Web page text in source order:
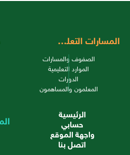
المسارات التعليمية
الصفوف والمسارات
الموارد التعليمية
الدورات
المعلمون والمساهمون
الرئيسية
حسابي
واجهة الموقع
اتصل بنا